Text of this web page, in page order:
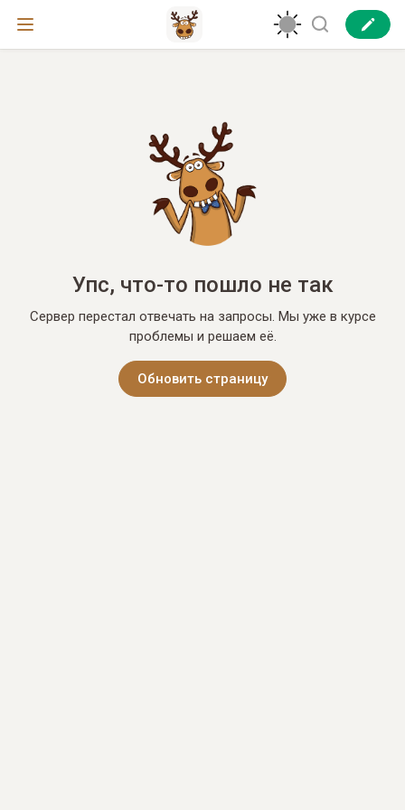
Упс, что-то пошло не так
Сервер перестал отвечать на запросы. Мы уже в курсе
проблемы и решаем её.
Обновить страницу